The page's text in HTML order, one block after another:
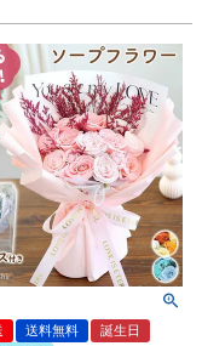
送料無料
誕生日